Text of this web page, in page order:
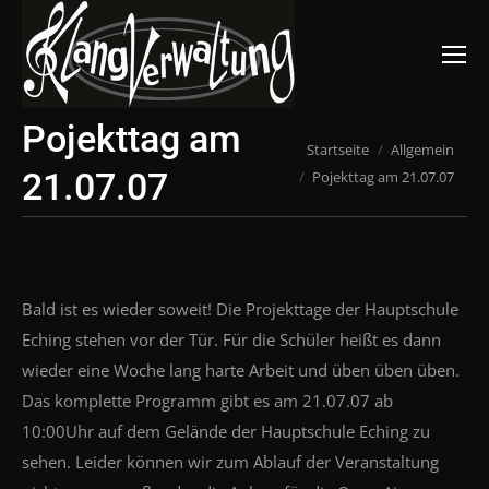
Suchen:
Pojekttag am
21.07.07
Du bist hier:
Startseite
Allgemein
Pojekttag am 21.07.07
Bald ist es wieder soweit! Die Projekttage der Hauptschule
Eching stehen vor der Tür. Für die Schüler heißt es dann
wieder eine Woche lang harte Arbeit und üben üben üben.
Das komplette Programm gibt es am 21.07.07 ab
10:00Uhr auf dem Gelände der Hauptschule Eching zu
sehen. Leider können wir zum Ablauf der Veranstaltung